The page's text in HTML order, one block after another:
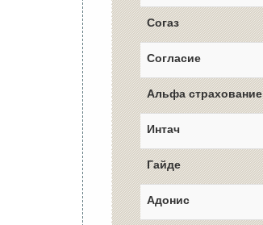
Согаз
Согласие
Альфа страхование
Интач
Гайде
Адонис